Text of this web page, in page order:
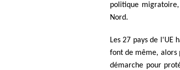
politique
Nord.
Les 27 pays de l'UE
font de même, alors
démarche pour